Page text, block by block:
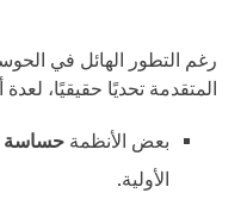
رغم التطور الهائل في
المتقدمة تحديًا حقيقيًا،
بعض الأنظمة حساسة
الأولية.